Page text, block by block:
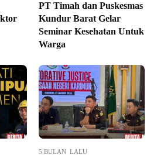
PT Timah dan Puskesmas
Kundur Barat Gelar
Seminar Kesehatan Untuk
Warga
5 BULAN LALU